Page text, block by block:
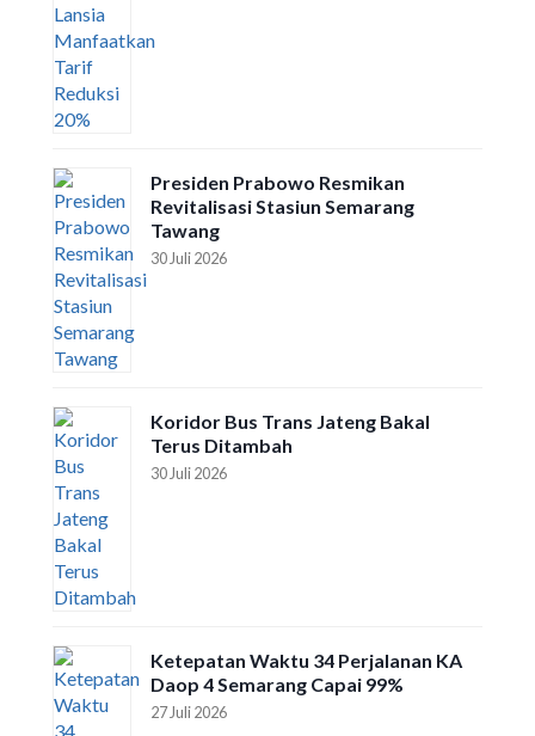
Presiden Prabowo Resmikan
Revitalisasi Stasiun Semarang
Tawang
30 Juli 2026
Koridor Bus Trans Jateng Bakal
Terus Ditambah
30 Juli 2026
Ketepatan Waktu 34 Perjalanan KA
Daop 4 Semarang Capai 99%
27 Juli 2026